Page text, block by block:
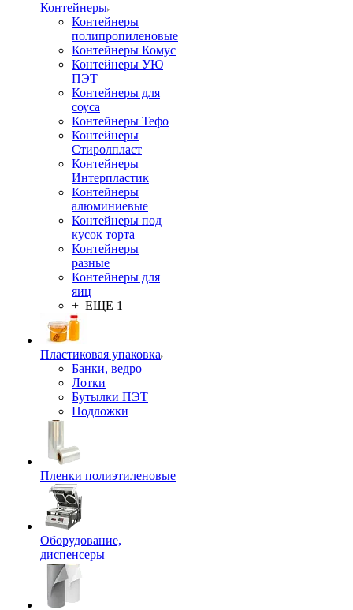
Контейнеры
Контейнеры
полипропиленовые
Контейнеры Комус
Контейнеры УЮ
ПЭТ
Контейнеры для
соуса
Контейнеры Тефо
Контейнеры
Стиролпласт
Контейнеры
Интерпластик
Контейнеры
алюминиевые
Контейнеры под
кусок торта
Контейнеры
разные
Контейнеры для
яиц
+ ЕЩЕ 1
Пластиковая упаковка
Банки, ведро
Лотки
Бутылки ПЭТ
Подложки
Пленки полиэтиленовые
Оборудование,
диспенсеры